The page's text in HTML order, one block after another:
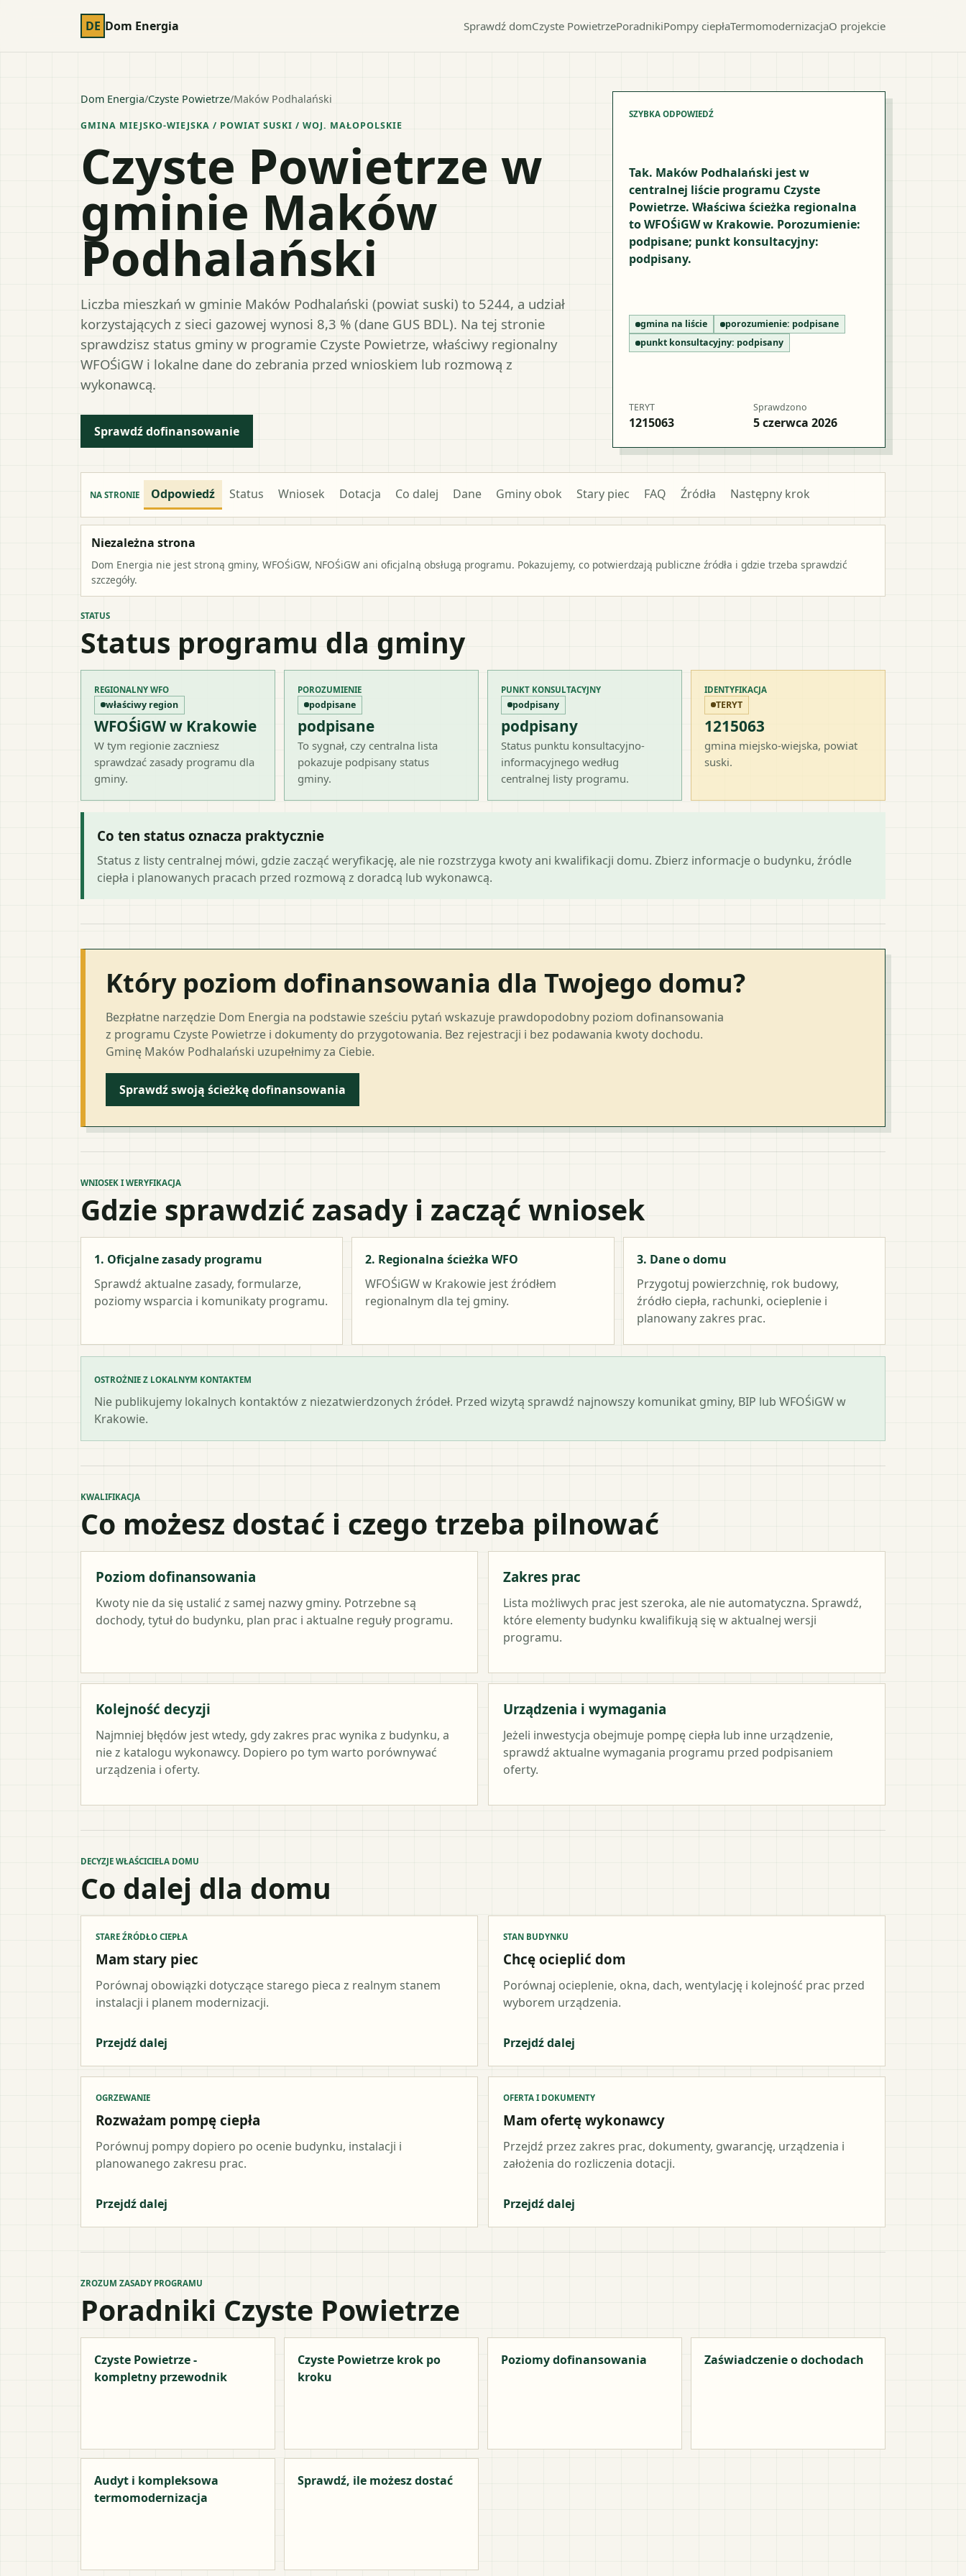
DE Dom Energia Sprawdź domCzyste PowietrzePoradnikiPompy ciepłaTermomodernizacjaO projekcie
Dom Energia/Czyste Powietrze/Maków Podhalański
GMINA MIEJSKO-WIEJSKA / POWIAT SUSKI / WOJ. MAŁOPOLSKIE
Czyste Powietrze w
gminie Maków
Podhalański
Liczba mieszkań w gminie Maków Podhalański (powiat suski) to 5244, a udział
korzystających z sieci gazowej wynosi 8,3 % (dane GUS BDL). Na tej stronie
sprawdzisz status gminy w programie Czyste Powietrze, właściwy regionalny
WFOŚiGW i lokalne dane do zebrania przed wnioskiem lub rozmową z
wykonawcą.
Sprawdź dofinansowanie
SZYBKA ODPOWIEDŹ
Tak. Maków Podhalański jest w
centralnej liście programu Czyste
Powietrze. Właściwa ścieżka regionalna
to WFOŚiGW w Krakowie. Porozumienie:
podpisane; punkt konsultacyjny:
podpisany.
gmina na liście porozumienie: podpisane
punkt konsultacyjny: podpisany
TERYT
1215063
Sprawdzono
5 czerwca 2026
NA STRONIE Odpowiedź Status Wniosek Dotacja Co dalej Dane Gminy obok Stary piec FAQ Źródła Następny krok
Niezależna strona
Dom Energia nie jest stroną gminy, WFOŚiGW, NFOŚiGW ani oficjalną obsługą programu. Pokazujemy, co potwierdzają publiczne źródła i gdzie trzeba sprawdzić
szczegóły.
STATUS
Status programu dla gminy
REGIONALNY WFO
właściwy region
WFOŚiGW w Krakowie
W tym regionie zaczniesz
sprawdzać zasady programu dla
gminy.
POROZUMIENIE
podpisane
podpisane
To sygnał, czy centralna lista
pokazuje podpisany status
gminy.
PUNKT KONSULTACYJNY
podpisany
podpisany
Status punktu konsultacyjno-
informacyjnego według
centralnej listy programu.
IDENTYFIKACJA
TERYT
1215063
gmina miejsko-wiejska, powiat
suski.
Co ten status oznacza praktycznie
Status z listy centralnej mówi, gdzie zacząć weryfikację, ale nie rozstrzyga kwoty ani kwalifikacji domu. Zbierz informacje o budynku, źródle
ciepła i planowanych pracach przed rozmową z doradcą lub wykonawcą.
Który poziom dofinansowania dla Twojego domu?
Bezpłatne narzędzie Dom Energia na podstawie sześciu pytań wskazuje prawdopodobny poziom dofinansowania
z programu Czyste Powietrze i dokumenty do przygotowania. Bez rejestracji i bez podawania kwoty dochodu.
Gminę Maków Podhalański uzupełnimy za Ciebie.
Sprawdź swoją ścieżkę dofinansowania
WNIOSEK I WERYFIKACJA
Gdzie sprawdzić zasady i zacząć wniosek
1. Oficjalne zasady programu
Sprawdź aktualne zasady, formularze,
poziomy wsparcia i komunikaty programu.
2. Regionalna ścieżka WFO
WFOŚiGW w Krakowie jest źródłem
regionalnym dla tej gminy.
3. Dane o domu
Przygotuj powierzchnię, rok budowy,
źródło ciepła, rachunki, ocieplenie i
planowany zakres prac.
OSTROŻNIE Z LOKALNYM KONTAKTEM
Nie publikujemy lokalnych kontaktów z niezatwierdzonych źródeł. Przed wizytą sprawdź najnowszy komunikat gminy, BIP lub WFOŚiGW w
Krakowie.
KWALIFIKACJA
Co możesz dostać i czego trzeba pilnować
Poziom dofinansowania
Kwoty nie da się ustalić z samej nazwy gminy. Potrzebne są
dochody, tytuł do budynku, plan prac i aktualne reguły programu.
Zakres prac
Lista możliwych prac jest szeroka, ale nie automatyczna. Sprawdź,
które elementy budynku kwalifikują się w aktualnej wersji
programu.
Kolejność decyzji
Najmniej błędów jest wtedy, gdy zakres prac wynika z budynku, a
nie z katalogu wykonawcy. Dopiero po tym warto porównywać
urządzenia i oferty.
Urządzenia i wymagania
Jeżeli inwestycja obejmuje pompę ciepła lub inne urządzenie,
sprawdź aktualne wymagania programu przed podpisaniem
oferty.
DECYZJE WŁAŚCICIELA DOMU
Co dalej dla domu
STARE ŹRÓDŁO CIEPŁA
Mam stary piec
Porównaj obowiązki dotyczące starego pieca z realnym stanem
instalacji i planem modernizacji.
Przejdź dalej
STAN BUDYNKU
Chcę ocieplić dom
Porównaj ocieplenie, okna, dach, wentylację i kolejność prac przed
wyborem urządzenia.
Przejdź dalej
OGRZEWANIE
Rozważam pompę ciepła
Porównuj pompy dopiero po ocenie budynku, instalacji i
planowanego zakresu prac.
Przejdź dalej
OFERTA I DOKUMENTY
Mam ofertę wykonawcy
Przejdź przez zakres prac, dokumenty, gwarancję, urządzenia i
założenia do rozliczenia dotacji.
Przejdź dalej
ZROZUM ZASADY PROGRAMU
Poradniki Czyste Powietrze
Czyste Powietrze -
kompletny przewodnik
Czyste Powietrze krok po
kroku
Poziomy dofinansowania Zaświadczenie o dochodach
Audyt i kompleksowa
termomodernizacja
Sprawdź, ile możesz dostać